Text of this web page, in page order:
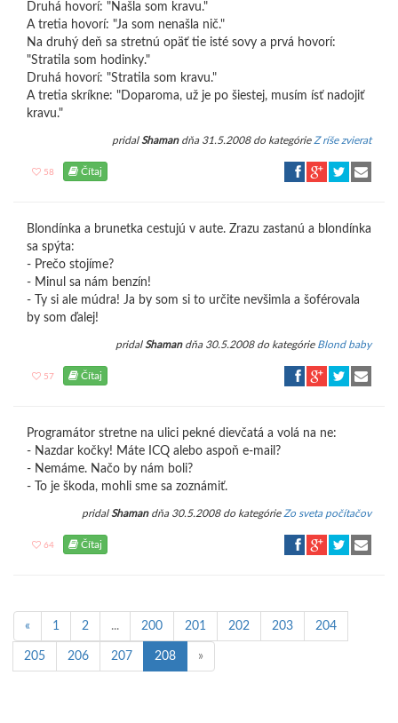
Druhá hovorí: "Našla som kravu."
A tretia hovorí: "Ja som nenašla nič."
Na druhý deň sa stretnú opäť tie isté sovy a prvá hovorí:
"Stratila som hodinky."
Druhá hovorí: "Stratila som kravu."
A tretia skríkne: "Doparoma, už je po šiestej, musím ísť nadojiť
kravu."
pridalShamandňa 31.5.2008 do kategórie Z ríše zvierat
58 Čítaj
Blondínka a brunetka cestujú v aute. Zrazu zastanú a blondínka
sa spýta:
- Prečo stojíme?
- Minul sa nám benzín!
- Ty si ale múdra! Ja by som si to určite nevšimla a šoférovala
by som ďalej!
pridalShamandňa 30.5.2008 do kategórie Blond baby
57 Čítaj
Programátor stretne na ulici pekné dievčatá a volá na ne:
- Nazdar kočky! Máte ICQ alebo aspoň e-mail?
- Nemáme. Načo by nám boli?
- To je škoda, mohli sme sa zoznámiť.
pridalShamandňa 30.5.2008 do kategórie Zo sveta počítačov
64 Čítaj
« 1 2 ... 200 201 202 203 204
205 206 207 208 »